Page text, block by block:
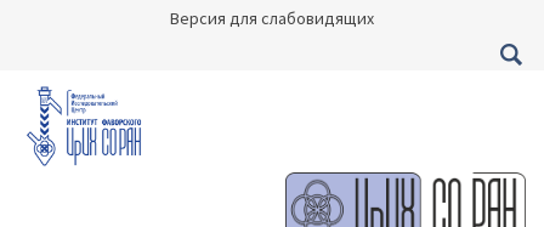
Версия для слабовидящих